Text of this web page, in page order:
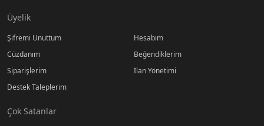
Üyelik
Şifremi Unuttum
Hesabım
Cüzdanım
Beğendiklerim
Siparişlerim
İlan Yönetimi
Destek Taleplerim
Çok Satanlar